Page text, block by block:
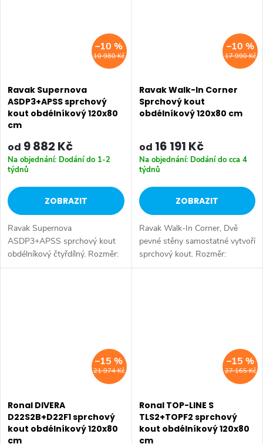
10 980 Kč
–10 %
Ravak Supernova
ASDP3+APSS sprchový
kout obdélníkový 120x80
cm
od 9 882 Kč
Na objednání: Dodání do 1-2
týdnů
ZOBRAZIT
Ravak Supernova
ASDP3+APSS sprchový kout
obdélníkový čtyřdílný. Rozměr:
120x80 cm. Výška: 198 cm.
17 990 Kč
–10 %
Ravak Walk-In Corner
Sprchový kout
obdélníkový 120x80 cm
od 16 191 Kč
Na objednání: Dodání do cca 4
týdnů
ZOBRAZIT
Ravak Walk-In Corner, Dvě
pevné stěny samostatné vytvoří
sprchový kout. Rozměr:
120x80 cm. Výška: 200 cm.
21 974 Kč
–15 %
Ronal DIVERA
D22S2B+D22F1 sprchový
kout obdélníkový 120x80
cm
27 165 Kč
–15 %
Ronal TOP-LINE S
TLS2+TOPF2 sprchový
kout obdélníkový 120x80
cm